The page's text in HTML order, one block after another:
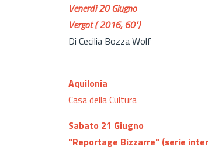
Venerdì 20 Giugno
Vergot ( 2016, 60")
Di Cecilia Bozza Wolf
Aquilonia
Casa della Cultura
Sabato 21 Giugno
"Reportage Bizzarre" (serie